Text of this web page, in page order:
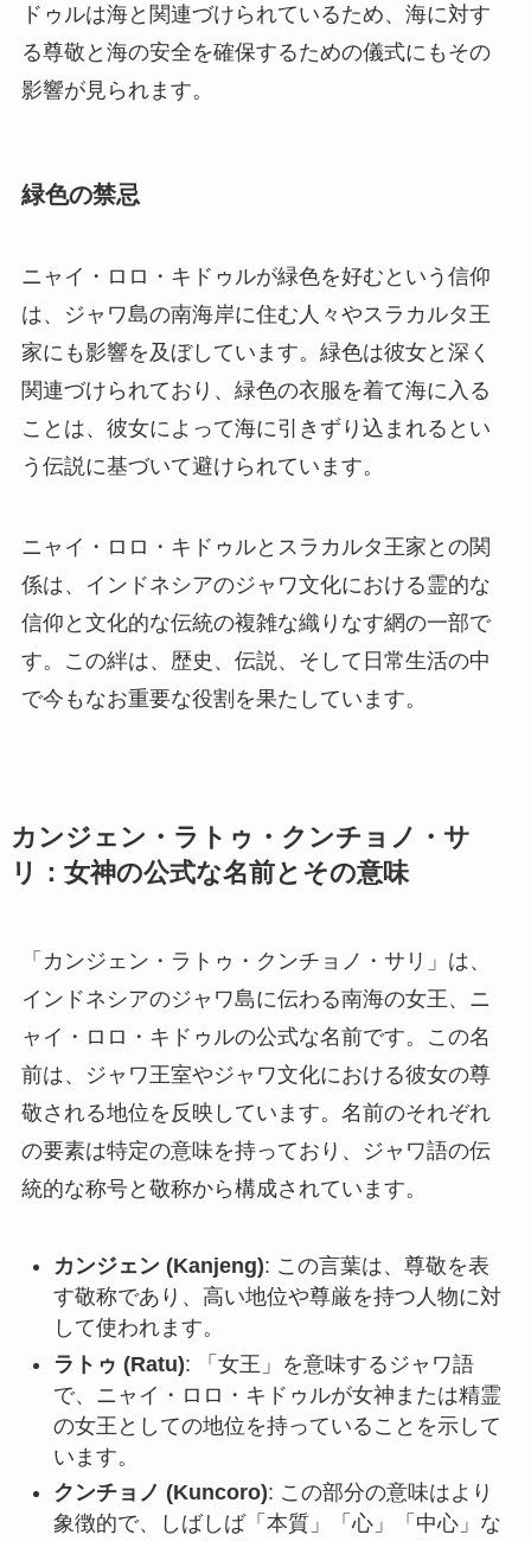
ドゥルは海と関連づけられているため、海に対す
る尊敬と海の安全を確保するための儀式にもその
影響が見られます。
緑色の禁忌
ニャイ・ロロ・キドゥルが緑色を好むという信仰
は、ジャワ島の南海岸に住む人々やスラカルタ王
家にも影響を及ぼしています。緑色は彼女と深く
関連づけられており、緑色の衣服を着て海に入る
ことは、彼女によって海に引きずり込まれるとい
う伝説に基づいて避けられています。
ニャイ・ロロ・キドゥルとスラカルタ王家との関
係は、インドネシアのジャワ文化における霊的な
信仰と文化的な伝統の複雑な織りなす網の一部で
す。この絆は、歴史、伝説、そして日常生活の中
で今もなお重要な役割を果たしています。
カンジェン・ラトゥ・クンチョノ・サ
リ：女神の公式な名前とその意味
「カンジェン・ラトゥ・クンチョノ・サリ」は、
インドネシアのジャワ島に伝わる南海の女王、ニ
ャイ・ロロ・キドゥルの公式な名前です。この名
前は、ジャワ王室やジャワ文化における彼女の尊
敬される地位を反映しています。名前のそれぞれ
の要素は特定の意味を持っており、ジャワ語の伝
統的な称号と敬称から構成されています。
カンジェン (Kanjeng): この言葉は、尊敬を表
す敬称であり、高い地位や尊厳を持つ人物に対
して使われます。
ラトゥ (Ratu): 「女王」を意味するジャワ語
で、ニャイ・ロロ・キドゥルが女神または精霊
の女王としての地位を持っていることを示して
います。
クンチョノ (Kuncoro): この部分の意味はより
象徴的で、しばしば「本質」「心」「中心」な